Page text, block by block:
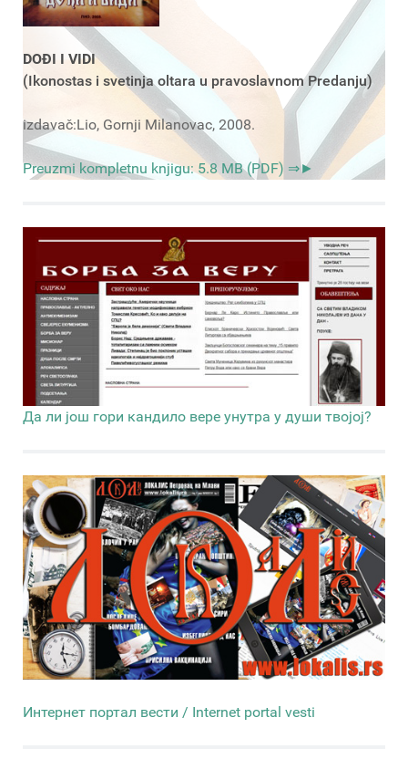
DOĐI I VIDI
(Ikonostas i svetinja oltara u pravoslavnom Predanju)
izdavač:Lio, Gornji Milanovac, 2008.
Preuzmi kompletnu knjigu: 5.8 MB (PDF) ⇒►
Да ли још гори кандило вере унутра у души твојој?
Интернет портал вести / Internet portal vesti